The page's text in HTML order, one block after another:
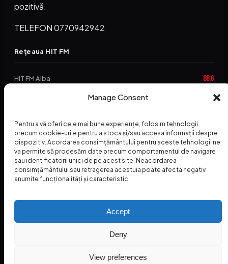
Manage Consent
Pentru a vă oferi cele mai bune experiențe, folosim tehnologii
precum cookie-urile pentru a stoca și/sau accesa informații despre
dispozitiv. Acordarea consimțământului pentru aceste tehnologii ne
va permite să procesăm date precum comportamentul de navigare
sau identificatorii unici de pe acest site. Neacordarea
consimțământului sau retragerea acestuia poate afecta negativ
anumite funcționalități și caracteristici
Accept
Deny
View preferences
pozitivă.
TELEFON 0770942942
Rețeaua HIT FM
HIT FM Alba 88,6
94,2
HIT FM Abrud 94,3
HIT FM Horezu 95,1
HIT FM Nehoiu 88,2
© 2026 Radio Hit FM — SC HITFM GROUP SRL